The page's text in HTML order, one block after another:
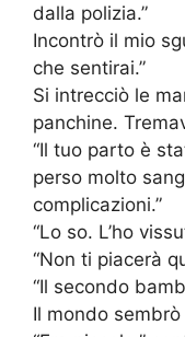
dalla polizia.”
Incontrò il mio
che sentirai.”
Si intrecciò le
panchine.
“Il tuo parto è
perso molto
complicazioni.”
“Lo so. L’ho
“Non ti piacerà
“Il secondo
Il mondo